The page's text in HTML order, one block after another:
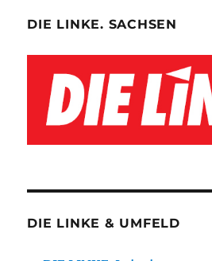
DIE LINKE. SACHSEN
DIE LINKE & UMFELD